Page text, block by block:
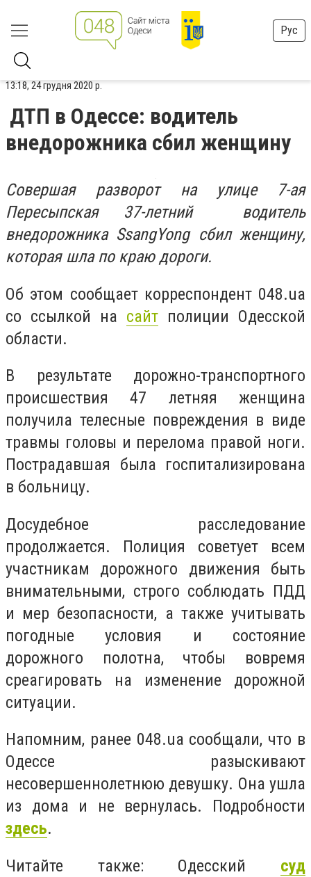
Рус
13:18, 24 грудня 2020 р.
ДТП в Одессе: водитель
внедорожника сбил женщину
Совершая разворот на улице 7-ая
Пересыпская 37-летний водитель
внедорожника SsangYong сбил женщину,
которая шла по краю дороги.
Об этом сообщает корреспондент 048.ua
со ссылкой на сайт полиции Одесской
области.
В результате дорожно-транспортного
происшествия 47 летняя женщина
получила телесные повреждения в виде
травмы головы и перелома правой ноги.
Пострадавшая была госпитализирована
в больницу.
Досудебное расследование
продолжается. Полиция советует всем
участникам дорожного движения быть
внимательными, строго соблюдать ПДД
и мер безопасности, а также учитывать
погодные условия и состояние
дорожного полотна, чтобы вовремя
среагировать на изменение дорожной
ситуации.
Напомним, ранее 048.ua сообщали, что в
Одессе разыскивают
несовершеннолетнюю девушку. Она ушла
из дома и не вернулась. Подробности
здесь.
Читайте также: Одесский суд